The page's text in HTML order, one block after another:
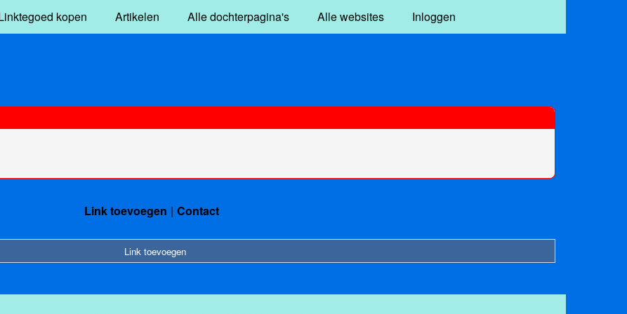
kopen Artikelen Alle dochterpagina's Alle websites Inloggen
Link toevoegen Contact
Link toevoegen